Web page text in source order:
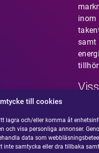
till cookies
lagra och/eller komma åt
och visa personliga annonser.
data som
inte samtycka eller dra tillbaka
inom
samt
som
din
här.